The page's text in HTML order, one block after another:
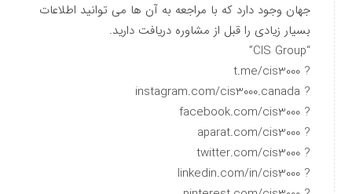
جهان وجود دارد که با مراجعه به آن ها می توانید اطلاعات
بسیار زیادی را قبل از مشاوره دریافت دارید.
“CIS Group”
? t.me/cis3000
? instagram.com/cis3000.canada
? facebook.com/cis3000
? aparat.com/cis3000
? twitter.com/cis3000
? linkedin.com/in/cis3000